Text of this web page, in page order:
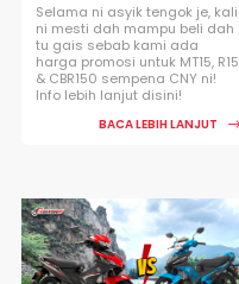
Selama ni asyik tengok je, kali
ni mesti dah mampu beli dah
tu gais sebab kami ada
harga promosi untuk MT15, R15
& CBR150 sempena CNY ni!
Info lebih lanjut disini!
BACA LEBIH LANJUT